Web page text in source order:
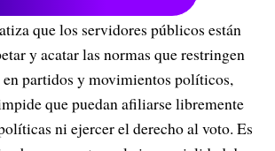
que los servidores públicos están
y acatar las normas que restringen
partidos y movimientos políticos,
que puedan afiliarse libremente
ni ejercer el derecho al voto. Es